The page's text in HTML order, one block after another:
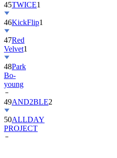
45TWICE1
46KickFlip1
47Red
Velvet1
48Park
Bo-
young
49AND2BLE2
50ALLDAY
PROJECT